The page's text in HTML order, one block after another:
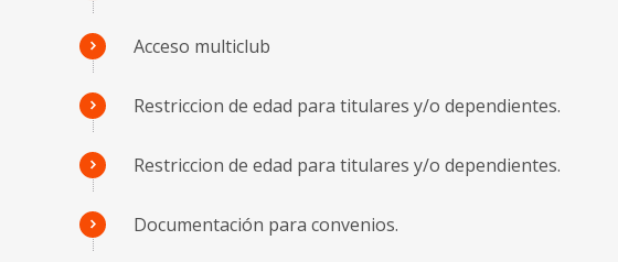
Acceso multiclub
Restriccion de edad para titulares y/o dependientes.
Restriccion de edad para titulares y/o dependientes.
Documentación para convenios.